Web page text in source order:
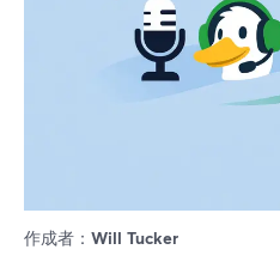
作成者： Will Tucker